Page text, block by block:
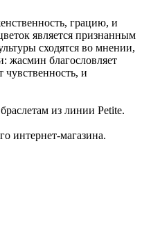
грацию, и
является признанным
сходятся во мнении,
жасмин благословляет
и
из линии Petite.
интернет-магазина.